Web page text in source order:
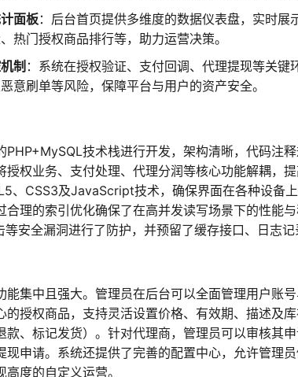
面板：后台首页提供多维度的数据仪表盘，实时展
热门授权商品排行等，助力运营决策。
制 ：系统在授权验证、支付回调、代理提现等关键
意刷单等风险，保障平台与用户的资产安全。
PHP+MySQL技术栈进行开发，架构清晰，代码注
授权业务、支付处理、代理分润等核心功能解耦，
、CSS3及JavaScript技术，确保界面在各种设备
合理的索引优化确保了在高并发读写场景下的性能
等安全漏洞进行了防护，并预留了缓存接口、日志
能集中且强大。管理员在后台可以全面管理用户账
的授权商品，支持灵活设置价格、有效期、描述及
款、标记发货）。针对代理商，管理员可以审核其
现申请。系统还提供了完善的配置中心，允许管理
度的自定义运营。